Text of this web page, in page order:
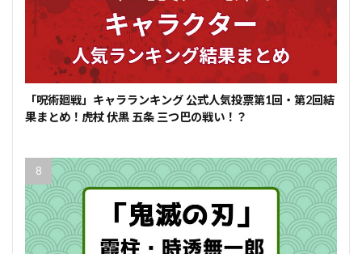
「呪術廻戦」キャラランキング 公式人気投票第1回・第2回結
果まとめ！虎杖 伏黒 五条 三つ巴の戦い！？